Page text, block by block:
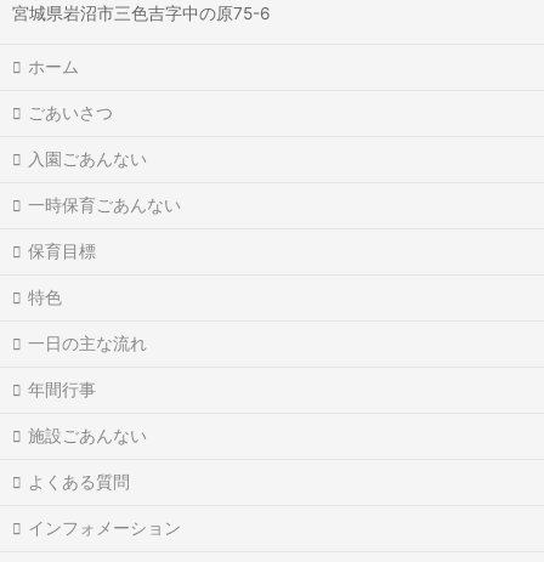
宮城県岩沼市三色吉字中の原75-6
ホーム
ごあいさつ
入園ごあんない
一時保育ごあんない
保育目標
特色
一日の主な流れ
年間行事
施設ごあんない
よくある質問
インフォメーション